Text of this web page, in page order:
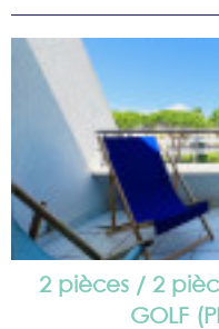
2 pièces / 2
GOLF (